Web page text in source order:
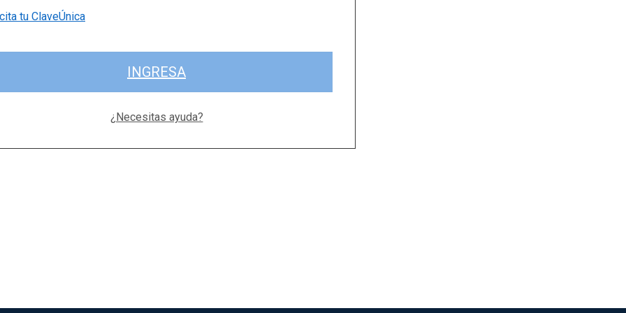
tu ClaveÚnica
INGRESA
¿Necesitas ayuda?